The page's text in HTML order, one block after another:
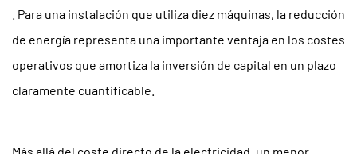
ambiente
mejorado
5
. Para una instalación que utiliza diez máquinas, la reducción
de energía representa una importante ventaja en los costes
operativos que amortiza la inversión de capital en un plazo
claramente cuantificable.